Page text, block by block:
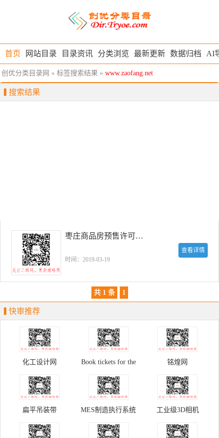
首页 网站目录 目录资讯 分类浏览 最新更新 数据归档 AI
创优分类目录网 » 标签搜索结果 » www.zaofang.net
搜索结果
枣庄商品房预售许可证查询系统
时间：2019-03-19
查看详情
共 1 条 1
快审推荐
化工设计网 Book tickets for the
Palace Museum
铭煌网
扁平吊装带 MES制造执行系统 工业级3D相机